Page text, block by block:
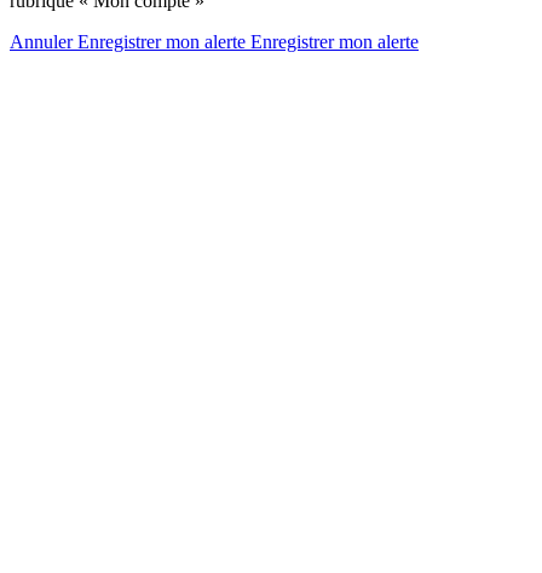
AnnulerEnregistrer mon alerte Enregistrermon alerte